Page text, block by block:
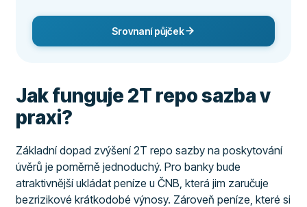
Srovnaní půjček
Jak funguje 2T repo sazba v
praxi?
Základní dopad zvýšení 2T repo sazby na poskytování
úvěrů je poměrně jednoduchý. Pro banky bude
atraktivnější ukládat peníze u ČNB, která jim zaručuje
bezrizikové krátkodobé výnosy. Zároveň peníze, které si